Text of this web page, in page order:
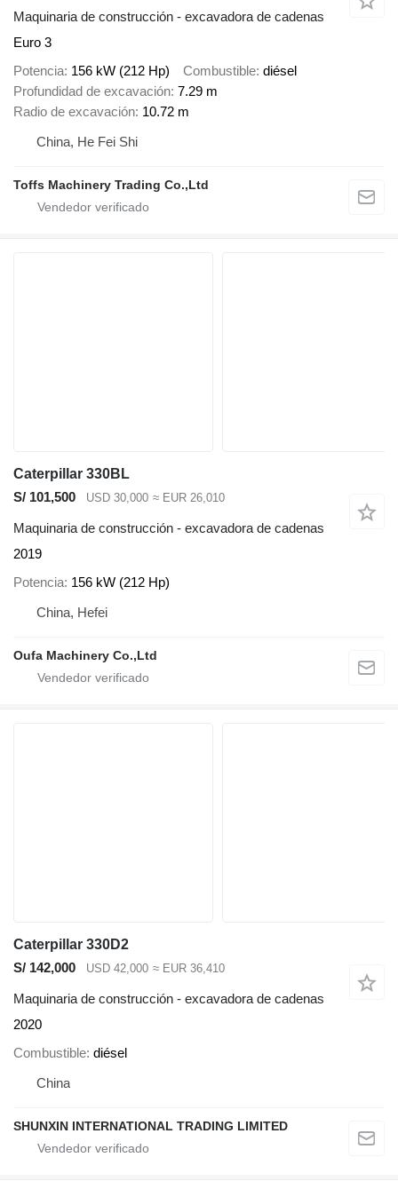
Maquinaria de construcción - excavadora de cadenas
Euro 3
Potencia 156 kW (212 Hp) Combustible diésel
Profundidad de excavación 7.29 m
Radio de excavación 10.72 m
China, He Fei Shi
Toffs Machinery Trading Co.,Ltd
Caterpillar 330BL
S/ 101,500
USD 30,000 ≈ EUR 26,010
Maquinaria de construcción - excavadora de cadenas
2019
Potencia 156 kW (212 Hp)
China, Hefei
Oufa Machinery Co.,Ltd
Caterpillar 330D2
S/ 142,000
USD 42,000 ≈ EUR 36,410
Maquinaria de construcción - excavadora de cadenas
2020
Combustible diésel
China
SHUNXIN INTERNATIONAL TRADING LIMITED